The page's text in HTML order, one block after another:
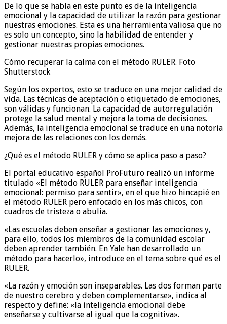
De lo que se habla en este punto es de la inteligencia
emocional y la capacidad de utilizar la razón para gestionar
nuestras emociones. Esta es una herramienta valiosa que no
es solo un concepto, sino la habilidad de entender y
gestionar nuestras propias emociones.
Cómo recuperar la calma con el método RULER. Foto
Shutterstock
Según los expertos, esto se traduce en una mejor calidad de
vida. Las técnicas de aceptación o etiquetado de emociones,
son válidas y funcionan. La capacidad de autorregulación
protege la salud mental y mejora la toma de decisiones.
Además, la inteligencia emocional se traduce en una notoria
mejora de las relaciones con los demás.
¿Qué es el método RULER y cómo se aplica paso a paso?
El portal educativo español ProFuturo realizó un informe
titulado «El método RULER para enseñar inteligencia
emocional: permiso para sentir», en el que hizo hincapié en
el método RULER pero enfocado en los más chicos, con
cuadros de tristeza o abulia.
«Las escuelas deben enseñar a gestionar las emociones y,
para ello, todos los miembros de la comunidad escolar
deben aprender también. En Yale han desarrollado un
método para hacerlo», introduce en el tema sobre qué es el
RULER.
«La razón y emoción son inseparables. Las dos forman parte
de nuestro cerebro y deben complementarse», indica al
respecto y define: «la inteligencia emocional debe
enseñarse y cultivarse al igual que la cognitiva».